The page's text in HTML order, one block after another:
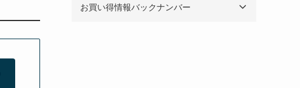
お買い得情報バックナンバー